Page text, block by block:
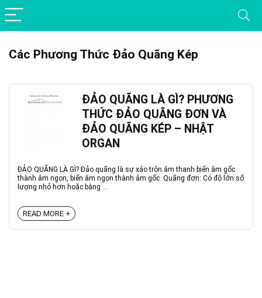
Các Phương Thức Đảo Quãng Kép
ĐẢO QUÃNG LÀ GÌ? PHƯƠNG
THỨC ĐẢO QUÃNG ĐƠN VÀ
ĐẢO QUÃNG KÉP – NHẬT
ORGAN
ĐẢO QUÃNG LÀ GÌ? Đảo quãng là sự xáo trộn âm thanh biến âm gốc
thành âm ngọn, biến âm ngọn thành âm gốc. Quãng đơn: Có độ lớn số
lượng nhỏ hơn hoặc bằng ...
READ MORE +